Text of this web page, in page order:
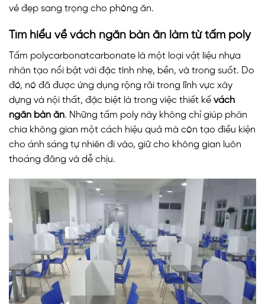
vẻ đẹp sang trọng cho phòng ăn.
Tìm hiểu về vách ngăn bàn ăn làm từ tấm poly
Tấm polycarbonatcarbonate là một loại vật liệu nhựa
nhân tạo nổi bật với đặc tính nhẹ, bền, và trong suốt. Do
đó, nó đã được ứng dụng rộng rãi trong lĩnh vực xây
dựng và nội thất, đặc biệt là trong việc thiết kế vách
ngăn bàn ăn. Những tấm poly này không chỉ giúp phân
chia không gian một cách hiệu quả mà còn tạo điều kiện
cho ánh sáng tự nhiên đi vào, giữ cho không gian luôn
thoáng đãng và dễ chịu.